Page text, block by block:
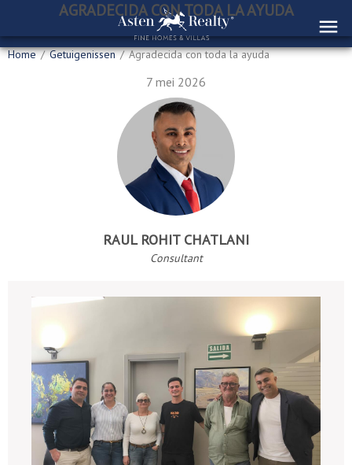
Home / Getuigenissen / Agradecida con toda la ayuda
7 mei 2026
RAUL ROHIT CHATLANI
Consultant
AGRADECIDA CON TODA LA AYUDA